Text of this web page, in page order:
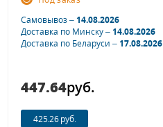
Самовывоз –14.08.2026
Доставка по Минску –14.08.2026
Доставка по Беларуси –17.08.2026
447.64руб.
425.26 руб.